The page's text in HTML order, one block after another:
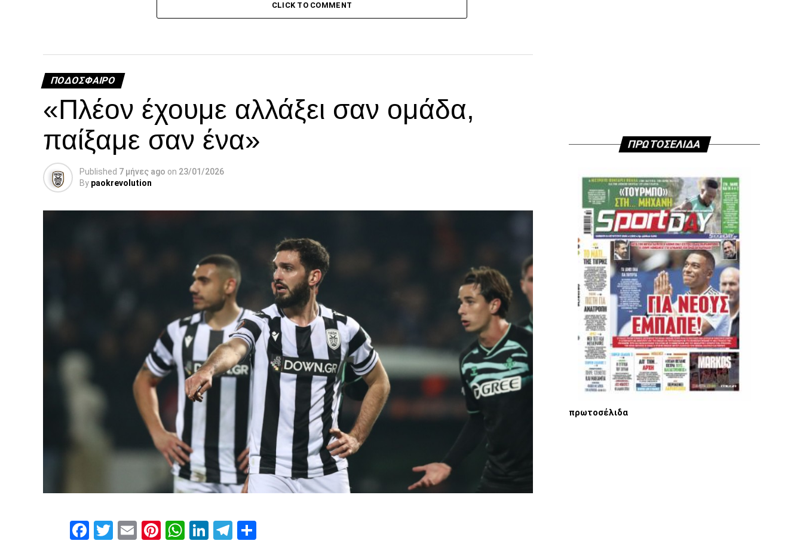
CLICK TO COMMENT
ΠΟΔΌΣΦΑΙΡΟ
«Πλέον έχουμε αλλάξει σαν ομάδα,
παίξαμε σαν ένα»
Published 7 μήνες ago on 23/01/2026
By paokrevolution
Facebook
Twitter
EmailPinterest
WhatsApp
LinkedIn
Telegram
ΠΡΩΤΟΣΕΛΙΔΑ
πρωτοσέλιδα